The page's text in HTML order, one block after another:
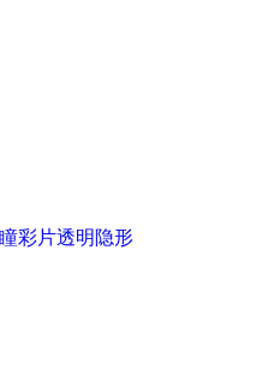
彩片透明隐形